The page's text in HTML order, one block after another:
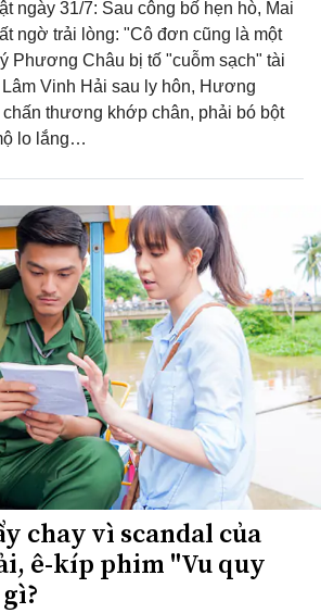
ngày 31/7: Sau công bố hẹn hò, Mai
ngờ trải lòng: "Cô đơn cũng là một
Phương Châu bị tố "cuỗm sạch" tài
Vinh Hải sau ly hôn, Hương
thương khớp chân, phải bó bột
lo lắng…
chay vì scandal của
ê-kíp phim "Vu quy